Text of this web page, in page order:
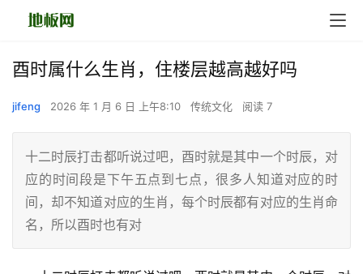
酉时属什么生肖，住楼层越高越好吗
jifeng 2026 年 1 月 6 日 上午8:10 传统文化 阅读 7
十二时辰打击都听说过吧，酉时就是其中一个时辰，对
应的时间段是下午五点到七点，很多人知道对应的时
间，却不知道对应的生肖，每个时辰都有对应的生肖命
名，所以酉时也有对